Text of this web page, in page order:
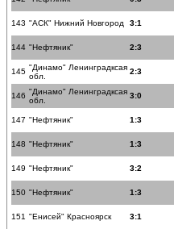
143 "АСК" Нижний Новгород 3:1
144 "Нефтяник" 2:3
145 "Динамо" Ленинградксая
обл.
2:3
146 "Динамо" Ленинградксая
обл.
3:0
147 "Нефтяник" 1:3
148 "Нефтяник" 1:3
149 "Нефтяник" 3:2
150 "Нефтяник" 1:3
151 "Енисей" Красноярск 3:1